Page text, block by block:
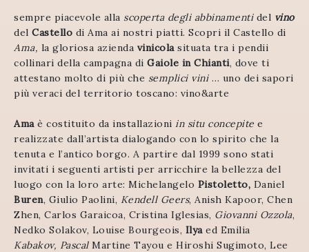
sempre piacevole alla scoperta degli abbinamentidel vino
del Castello di Ama ai nostri piatti. Scopri il Castello di
Ama, la gloriosa azienda vinicolasituata tra i pendii
collinari della campagna di Gaiole in Chianti, dove ti
attestano molto di più che semplici vini… uno dei sapori
più veraci del territorio toscano: vino&arte
Amaè costituito da installazioni in situ concepite e
realizzate dall’artista dialogando con lo spirito che la
tenuta e l’antico borgo. A partire dal 1999 sono stati
invitati i seguenti artisti per arricchire la bellezza del
luogo con la loro arte: Michelangelo Pistoletto, Daniel
Buren, Giulio Paolini, Kendell Geers, Anish Kapoor, Chen
Zhen, Carlos Garaicoa, Cristina Iglesias, Giovanni Ozzola,
Nedko Solakov, Louise Bourgeois, Ilyaed Emilia
Kabakov, PascalMartine Tayou e Hiroshi Sugimoto, Lee